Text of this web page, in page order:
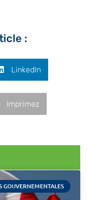
:
LinkedIn
Imprimez